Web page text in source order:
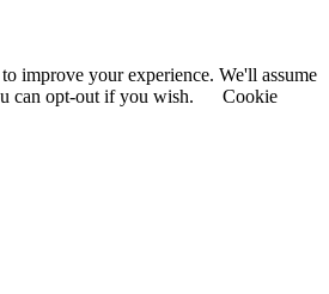
improve your experience. We'll assume
can opt-out if you wish.
Cookie